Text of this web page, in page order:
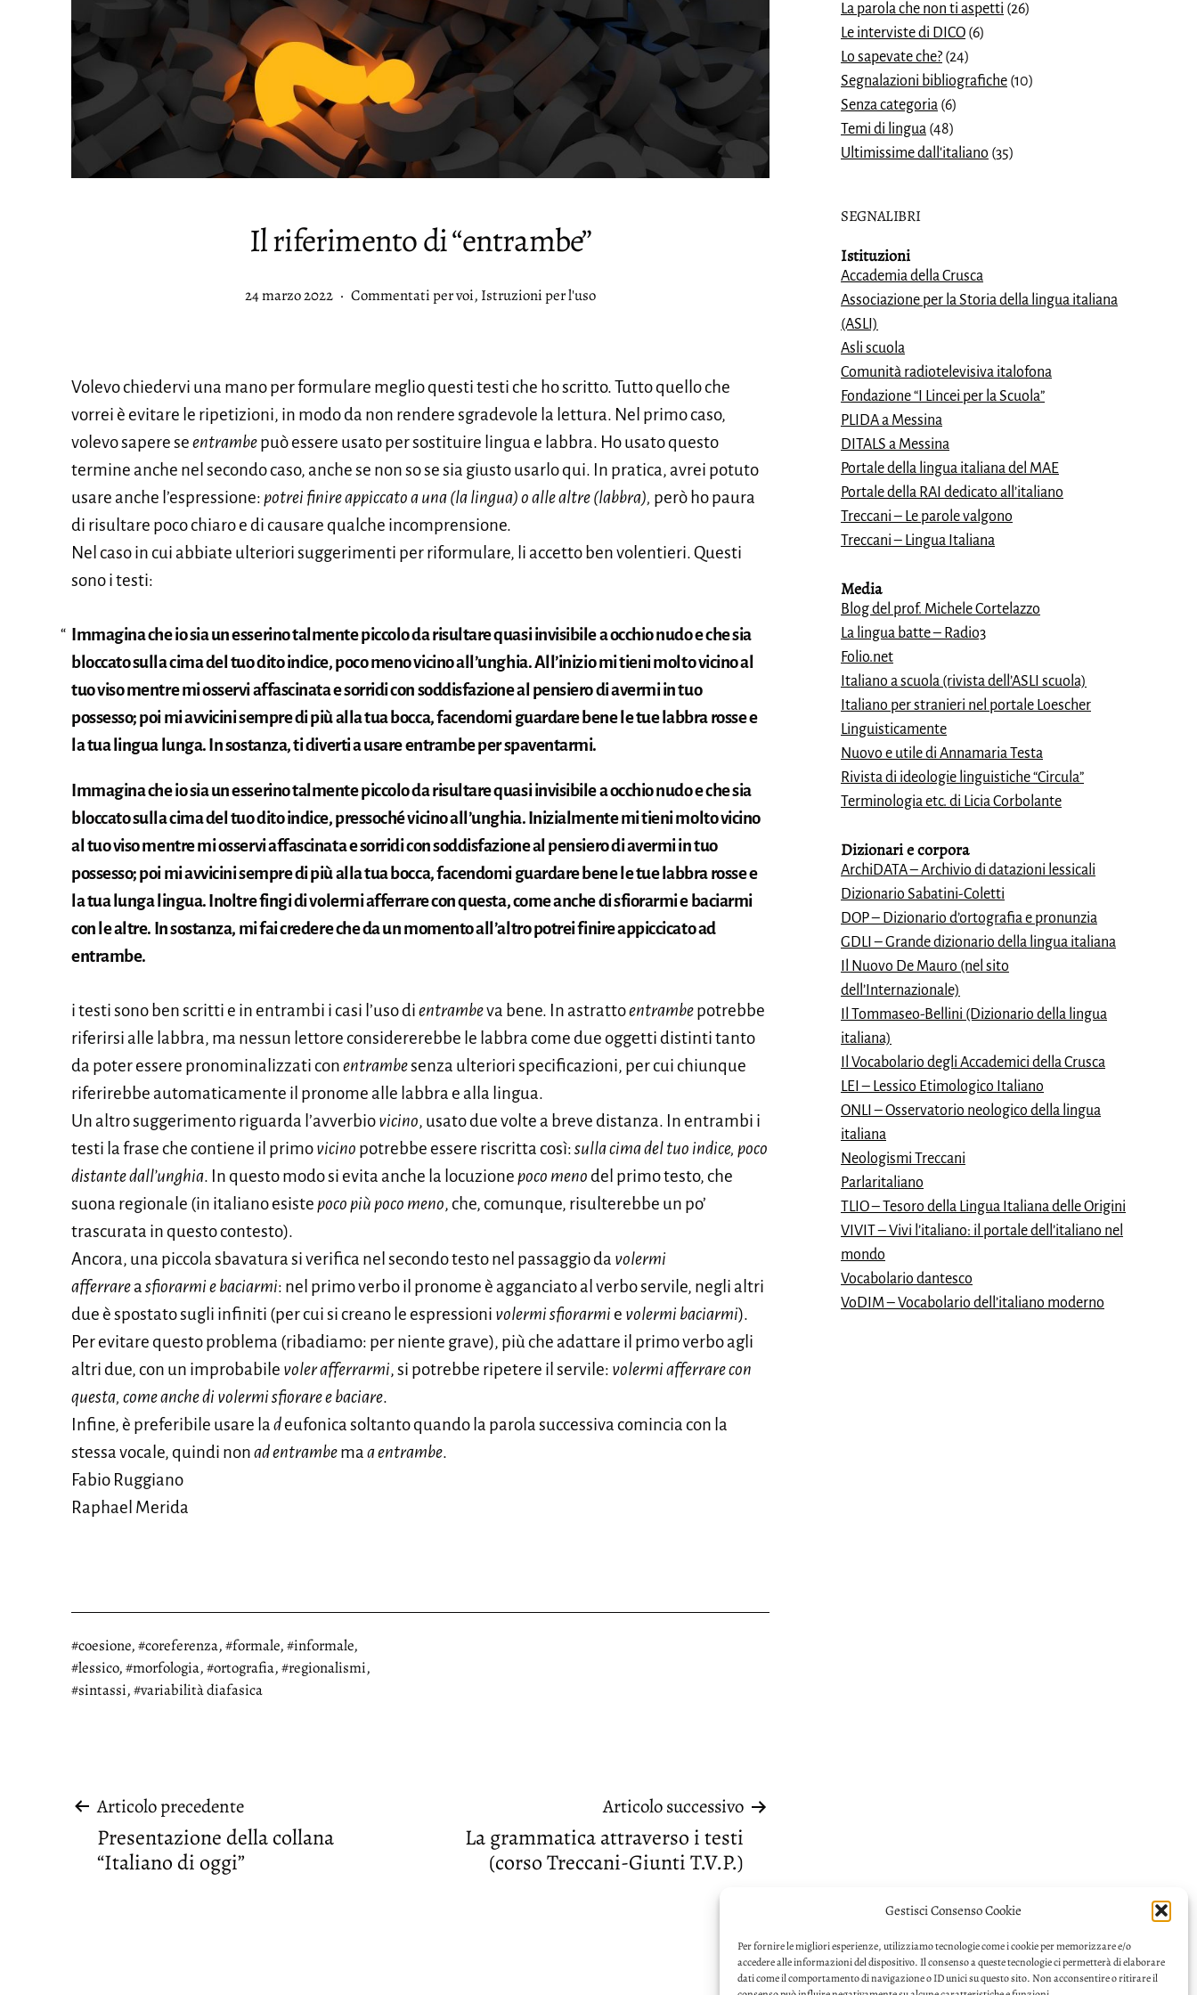
Gestisci Consenso Cookie
Per fornire le migliori esperienze, utilizziamo tecnologie come i cookie per memorizzare e/o
accedere alle informazioni del dispositivo. Il consenso a queste tecnologie ci permetterà di elaborare
dati come il comportamento di navigazione o ID unici su questo sito. Non acconsentire o ritirare il
Il riferimento di “entrambe”
Pubblicato
24 marzo 2022 Categorie:
Commentati per voi, Istruzioni per l'uso
Volevo chiedervi una mano per formulare meglio questi testi che ho scritto. Tutto quello che
vorrei è evitare le ripetizioni, in modo da non rendere sgradevole la lettura. Nel primo caso,
volevo sapere seentrambepuò essere usato per sostituire lingua e labbra. Ho usato questo
termine anche nel secondo caso, anche se non so se sia giusto usarlo qui. In pratica, avrei potuto
usare anche l’espressione: potrei finire appiccato a una (la lingua) o alle altre (labbra), però ho paura
di risultare poco chiaro e di causare qualche incomprensione.
Nel caso in cui abbiate ulteriori suggerimenti per riformulare, li accetto ben volentieri. Questi
sono i testi:
Immagina che io sia un esserino talmente piccolo da risultare quasi invisibile a occhio nudo e che sia
bloccato sulla cima del tuo dito indice, poco meno vicino all’unghia. All’inizio mi tieni molto vicino al
tuo viso mentre mi osservi affascinata e sorridi con soddisfazione al pensiero di avermi in tuo
possesso; poi mi avvicini sempre di più alla tua bocca, facendomi guardare bene le tue labbra rosse e
la tua lingua lunga. In sostanza, ti diverti a usare entrambe per spaventarmi.
Immagina che io sia un esserino talmente piccolo da risultare quasi invisibile a occhio nudo e che sia
bloccato sulla cima del tuo dito indice, pressoché vicino all’unghia. Inizialmente mi tieni molto vicino
al tuo viso mentre mi osservi affascinata e sorridi con soddisfazione al pensiero di avermi in tuo
possesso; poi mi avvicini sempre di più alla tua bocca, facendomi guardare bene le tue labbra rosse e
la tua lunga lingua. Inoltre fingi di volermi afferrare con questa, come anche di sfiorarmi e baciarmi
con le altre. In sostanza, mi fai credere che da un momento all’altro potrei finire appiccicato ad
entrambe.
i testi sono ben scritti e in entrambi i casi l’uso dientrambeva bene. In astrattoentrambepotrebbe
riferirsi alle labbra, ma nessun lettore considererebbe le labbra come due oggetti distinti tanto
da poter essere pronominalizzati conentrambesenza ulteriori specificazioni, per cui chiunque
riferirebbe automaticamente il pronome alle labbra e alla lingua.
Un altro suggerimento riguarda l’avverbiovicino, usato due volte a breve distanza. In entrambi i
testi la frase che contiene il primovicino potrebbe essere riscritta così:sulla cima del tuo indice, poco
distante dall’unghia. In questo modo si evita anche la locuzione poco menodel primo testo, che
suona regionale (in italiano esiste poco più poco meno, che, comunque, risulterebbe un po’
trascurata in questo contesto).
Ancora, una piccola sbavatura si verifica nel secondo testo nel passaggio da volermi
afferrareasfiorarmi e baciarmi: nel primo verbo il pronome è agganciato al verbo servile, negli altri
due è spostato sugli infiniti (per cui si creano le espressioni volermi sfiorarmie volermi baciarmi).
Per evitare questo problema (ribadiamo: per niente grave), più che adattare il primo verbo agli
altri due, con un improbabile voler afferrarmi, si potrebbe ripetere il servile: volermi afferrare con
questa, come anche di volermi sfiorare e baciare.
Infine, è preferibile usare ladeufonica soltanto quando la parola successiva comincia con la
stessa vocale, quindi nonad entrambemaa entrambe.
Fabio Ruggiano
Raphael Merida
Taggato
coesione, coreferenza, formale, informale,
lessico, morfologia, ortografia, regionalismi,
sintassi, variabilità diafasica
Navigazione
articoli
Articolo precedente
Presentazione della collana
“Italiano di oggi”
Articolo successivo
La grammatica attraverso i testi
(corso Treccani-Giunti T.V.P.)
La parola che non ti aspetti (26)
Le interviste di DICO (6)
Lo sapevate che? (24)
Segnalazioni bibliografiche (10)
Senza categoria (6)
Temi di lingua (48)
Ultimissime dall'italiano (35)
SEGNALIBRI
Istituzioni
Accademia della Crusca
Associazione per la Storia della lingua italiana
(ASLI)
Asli scuola
Comunità radiotelevisiva italofona
Fondazione “I Lincei per la Scuola”
PLIDA a Messina
DITALS a Messina
Portale della lingua italiana del MAE
Portale della RAI dedicato all’italiano
Treccani – Le parole valgono
Treccani – Lingua Italiana
Media
Blog del prof. Michele Cortelazzo
La lingua batte – Radio3
Folio.net
Italiano a scuola (rivista dell’ASLI scuola)
Italiano per stranieri nel portale Loescher
Linguisticamente
Nuovo e utile di Annamaria Testa
Rivista di ideologie linguistiche “Circula”
Terminologia etc. di Licia Corbolante
Dizionari ecorpora
ArchiDATA – Archivio di datazioni lessicali
Dizionario Sabatini-Coletti
DOP – Dizionario d’ortografia e pronunzia
GDLI – Grande dizionario della lingua italiana
Il Nuovo De Mauro (nel sito
dell’Internazionale)
Il Tommaseo-Bellini (Dizionario della lingua
italiana)
Il Vocabolario degli Accademici della Crusca
LEI – Lessico Etimologico Italiano
ONLI – Osservatorio neologico della lingua
italiana
Neologismi Treccani
Parlaritaliano
TLIO – Tesoro della Lingua Italiana delle Origini
VIVIT – Vivi l’italiano: il portale dell’italiano nel
mondo
Vocabolario dantesco
VoDIM – Vocabolario dell’italiano moderno